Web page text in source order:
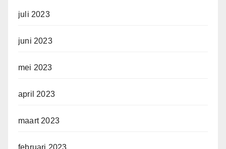
juli 2023
juni 2023
mei 2023
april 2023
maart 2023